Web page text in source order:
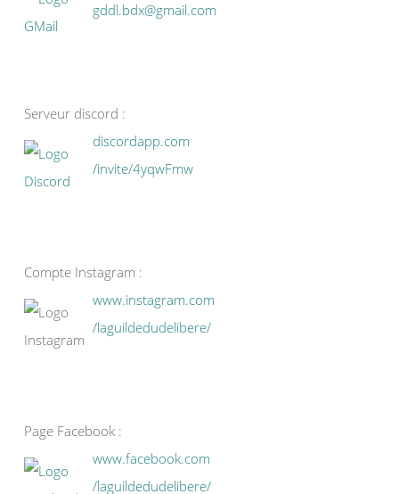
gddl.bdx@gmail.com
Serveur discord :
discordapp.com
/invite/4yqwFmw
Compte Instagram :
www.instagram.com
/laguildedudelibere/
Page Facebook :
www.facebook.com
/laguildedudelibere/